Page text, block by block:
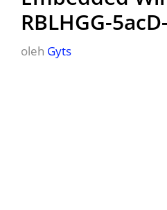
RBLHGG-
oleh Gyts